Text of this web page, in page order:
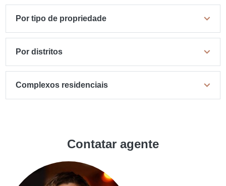
Por tipo de propriedade
Por distritos
Complexos residenciais
Contatar agente